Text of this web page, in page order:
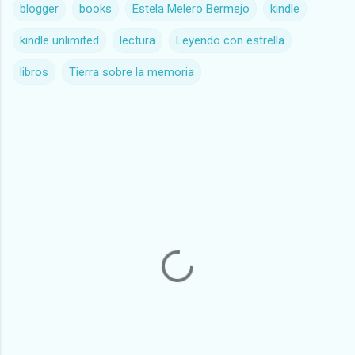
blogger books Estela Melero Bermejo kindle
kindle unlimited lectura Leyendo con estrella
libros Tierra sobre la memoria